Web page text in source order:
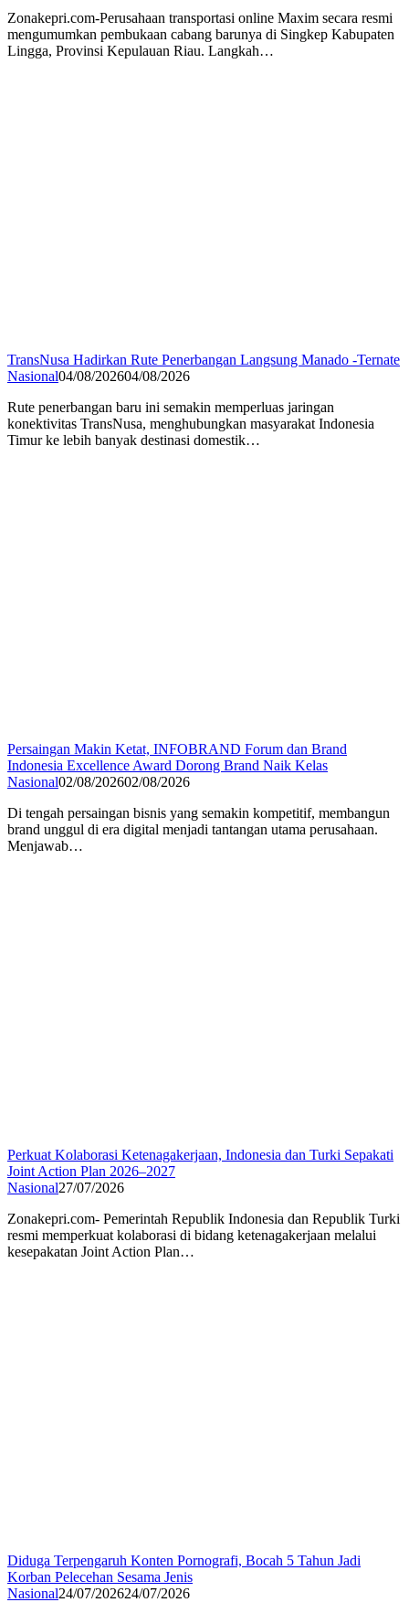
Zonakepri.com-Perusahaan transportasi online Maxim secara resmi
mengumumkan pembukaan cabang barunya di Singkep Kabupaten
Lingga, Provinsi Kepulauan Riau. Langkah…
TransNusa Hadirkan Rute Penerbangan Langsung Manado -Ternate
Nasional04/08/202604/08/2026
Rute penerbangan baru ini semakin memperluas jaringan
konektivitas TransNusa, menghubungkan masyarakat Indonesia
Timur ke lebih banyak destinasi domestik…
Persaingan Makin Ketat, INFOBRAND Forum dan Brand
Indonesia Excellence Award Dorong Brand Naik Kelas
Nasional02/08/202602/08/2026
Di tengah persaingan bisnis yang semakin kompetitif, membangun
brand unggul di era digital menjadi tantangan utama perusahaan.
Menjawab…
Perkuat Kolaborasi Ketenagakerjaan, Indonesia dan Turki Sepakati
Joint Action Plan 2026–2027
Nasional27/07/2026
Zonakepri.com- Pemerintah Republik Indonesia dan Republik Turki
resmi memperkuat kolaborasi di bidang ketenagakerjaan melalui
kesepakatan Joint Action Plan…
Diduga Terpengaruh Konten Pornografi, Bocah 5 Tahun Jadi
Korban Pelecehan Sesama Jenis
Nasional24/07/202624/07/2026